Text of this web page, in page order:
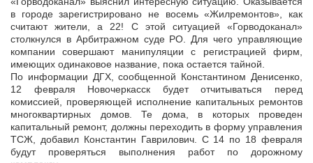
в городе зарегистрировано не восемь «Жилремонтов», как
считают жители, а 22! С этой ситуацией «Горводоканал»
столкнулся в Арбитражном суде РО. Для чего управляющие
компании совершают манипуляции с регистрацией фирм,
имеющих одинаковое название, пока остается тайной.
По информации ДГХ, сообщенной Константином Денисенко,
12 февраля Новочеркасск будет отчитываться перед
комиссией, проверяющей исполнение капитальных ремонтов
многоквартирных домов. Те дома, в которых проведен
капитальный ремонт, должны переходить в форму управления
ТСЖ, добавил Константин Гаврилович. С 14 по 18 февраля
будут проверяться выполнения работ по дорожному